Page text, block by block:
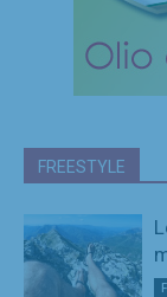
FREESTYLE